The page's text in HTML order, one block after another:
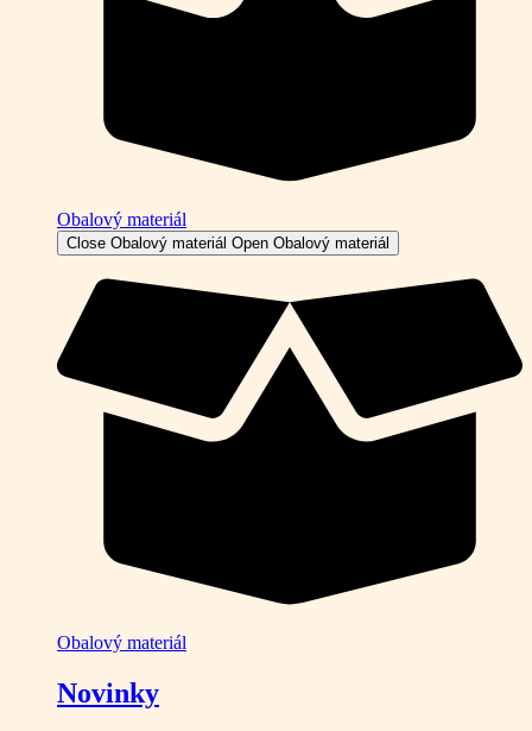
Obalový materiál
Close Obalový materiál Open Obalový materiál
Obalový materiál
Novinky